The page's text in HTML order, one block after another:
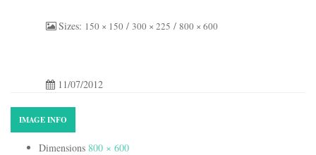
Sizes: 150 × 150 / 300 × 225 / 800 × 600
11/07/2012
IMAGE INFO
Dimensions 800 × 600